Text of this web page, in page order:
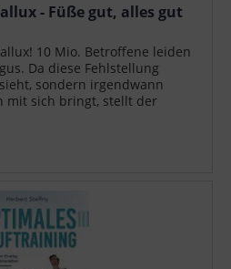
- Füße gut, alles gut
10 Mio. Betroffene leiden
Da diese Fehlstellung
sondern irgendwann
mit sich bringt, stellt der
irgendwann...